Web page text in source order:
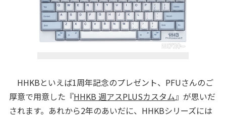
HHKBといえば1周年記念のプレゼント、PFUさんのご
厚意で用意した『HHKB 週アスPLUSカスタム』が思いだ
されます。あれから2年のあいだに、HHKBシリーズには